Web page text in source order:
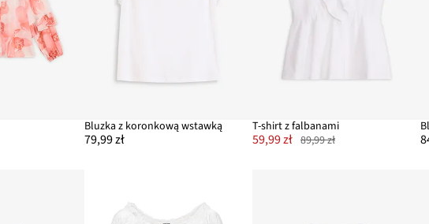
Bluzka z koronkową wstawką
79,99 zł
T-shirt z falbanami
59,99 zł 89,99 zł